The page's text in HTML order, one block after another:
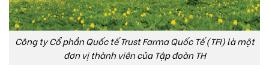
Công ty Cổ phần Quốc tế Trust Farma Quốc Tế (TFI) là một
đơn vị thành viên của Tập đoàn TH